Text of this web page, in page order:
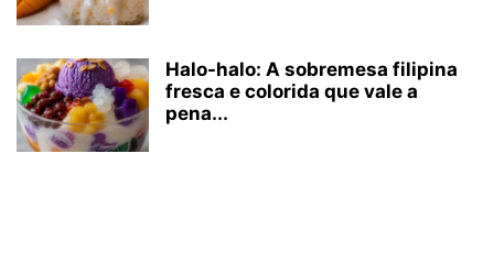
Halo-halo: A sobremesa filipina
fresca e colorida que vale a
pena...